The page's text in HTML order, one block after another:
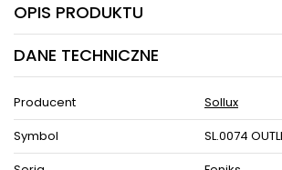
OPIS PRODUKTU
Plafon LAMPA sufitowa SL.0074
OPRAWA drewno wenge OUTLET
Obniżona cena dotyczy wyłącznie
dostępnych na naszym stanie
wysyłką 24H.
DANE TECHNICZNE
Producent
Sollux
Symbol
SL.0074